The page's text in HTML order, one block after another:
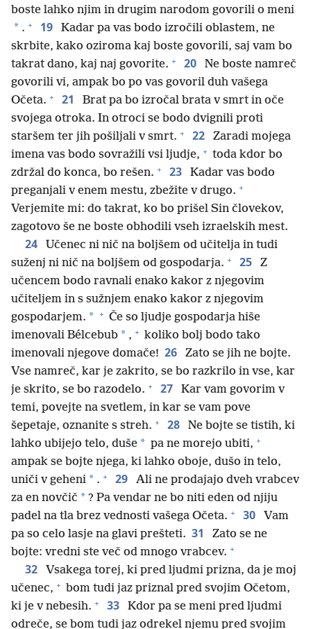
boste lahko njim in drugim narodom govorili o meni
* . + 19
Kadar pa vas bodo izročili oblastem, ne
skrbite, kako oziroma kaj boste govorili, saj vam bo
takrat dano, kaj naj govorite. + 20
Ne boste namreč
govorili vi, ampak bo po vas govoril duh vašega
Očeta. + 21
Brat pa bo izročal brata v smrt in oče
svojega otroka. In otroci se bodo dvignili proti
staršem ter jih pošiljali v smrt. + 22
Zaradi mojega
imena vas bodo sovražili vsi ljudje, + toda kdor bo
zdržal do konca, bo rešen. + 23
Kadar vas bodo
preganjali v enem mestu, zbežite v drugo. +
Verjemite mi: do takrat, ko bo prišel Sin človekov,
zagotovo še ne boste obhodili vseh izraelskih mest.
24
Učenec ni nič na boljšem od učitelja in tudi
suženj ni nič na boljšem od gospodarja. + 25
Z
učencem bodo ravnali enako kakor z njegovim
učiteljem in s sužnjem enako kakor z njegovim
gospodarjem. * + Če so ljudje gospodarja hiše
imenovali Bélcebub * , + koliko bolj bodo tako
imenovali njegove domače! 26
Zato se jih ne bojte.
Vse namreč, kar je zakrito, se bo razkrilo in vse, kar
je skrito, se bo razodelo. + 27
Kar vam govorim v
temi, povejte na svetlem, in kar se vam pove
šepetaje, oznanite s streh. + 28
Ne bojte se tistih, ki
lahko ubijejo telo, duše * pa ne morejo ubiti, +
ampak se bojte njega, ki lahko oboje, dušo in telo,
uniči v geheni * . + 29
Ali ne prodajajo dveh vrabcev
za en novčič * ? Pa vendar ne bo niti eden od njiju
padel na tla brez vednosti vašega Očeta. + 30
Vam
pa so celo lasje na glavi prešteti. 31
Zato se ne
bojte: vredni ste več od mnogo vrabcev. +
32
Vsakega torej, ki pred ljudmi prizna, da je moj
učenec, + bom tudi jaz priznal pred svojim Očetom,
ki je v nebesih. + 33
Kdor pa se meni pred ljudmi
odreče, se bom tudi jaz odrekel njemu pred svojim